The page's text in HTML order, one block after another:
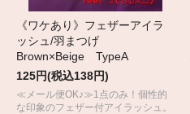
《ワケあり》フェザーアイラ
ッシュ/羽まつげ
Brown×Beige TypeA
125円(税込138円)
≪メール便OK♪≫1点のみ！個性的
な印象のフェザー付アイラッシュ。